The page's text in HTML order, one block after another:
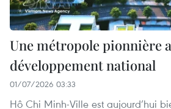
Une métropole pionnière
développement national
01/07/2026 03:33
Hô Chi Minh-Ville est aujourd’hui